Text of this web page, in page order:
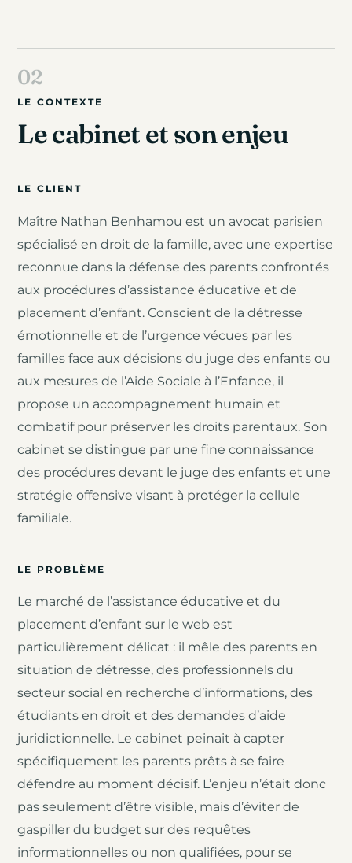
LE CONTEXTE
Le cabinet et son enjeu
LE CLIENT
Maître Nathan Benhamou est un avocat parisien
spécialisé en droit de la famille, avec une expertise
reconnue dans la défense des parents confrontés
aux procédures d’assistance éducative et de
placement d’enfant. Conscient de la détresse
émotionnelle et de l’urgence vécues par les
familles face aux décisions du juge des enfants ou
aux mesures de l’Aide Sociale à l’Enfance, il
propose un accompagnement humain et
combatif pour préserver les droits parentaux. Son
cabinet se distingue par une fine connaissance
des procédures devant le juge des enfants et une
stratégie offensive visant à protéger la cellule
familiale.
LE PROBLÈME
Le marché de l’assistance éducative et du
placement d’enfant sur le web est
particulièrement délicat : il mêle des parents en
situation de détresse, des professionnels du
secteur social en recherche d’informations, des
étudiants en droit et des demandes d’aide
juridictionnelle. Le cabinet peinait à capter
spécifiquement les parents prêts à se faire
défendre au moment décisif. L’enjeu n’était donc
pas seulement d’être visible, mais d’éviter de
gaspiller du budget sur des requêtes
informationnelles ou non qualifiées, pour se